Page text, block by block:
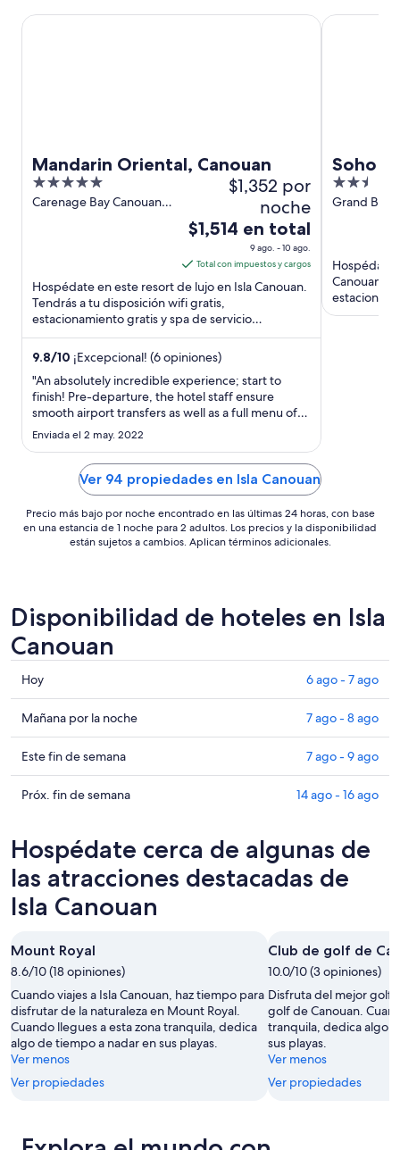
Mandarin Oriental, Canouan
5
out
Carenage Bay Canouan
$1,352 por
noche
El
es
de
$1,514
en
total
por
noche
del
9
al
10
ago
$1,514 en total
9 ago. - 10 ago.
Total con impuestos y cargos
Hospédate en este resort de lujo en Isla Canouan.
Tendrás a tu disposición wifi gratis,
estacionamiento gratis y spa de servicio
completo. Estarás muy cerca ...
9.8/10 ¡Excepcional! (6 opiniones)
"An absolutely incredible experience; start to
finish! Pre-departure, the hotel staff ensure
smooth airport transfers as well as a full menu of
daily activities to consider. Upon arrival and
throughout our stay, Mandarin's hotel staff
exceeded our expectations. There is plenty to do
on the premises ..."
Enviada el 2 may. 2022
Mandarin Oriental, Canouan
Soho
2.5
out
Grand Bay
Hospédate
Canouan.
completo.
Soho
Ver 94 propiedades en Isla Canouan
Precio más bajo por noche encontrado en las últimas 24 horas, con base
en una estancia de 1 noche para 2 adultos. Los precios y la disponibilidad
están sujetos a cambios. Aplican términos adicionales.
Disponibilidad de hoteles en Isla
Canouan
Consultar
precios
en
Isla
Canouan
para
hoy,
-
ago
Hoy 6 ago - 7 ago
Consultar
precios
en
Isla
Canouan
por
noche,
7
-
8
ago
Mañana por la noche 7 ago - 8 ago
Consultar
precios
en
para
fin
de
7
ago
-
9
ago
Este fin de semana 7 ago - 9 ago
Consultar
Isla
Canouan
para
el
fin
de
semana,
14
ago
-
16
ago
Próx. fin de semana 14 ago - 16 ago
Hospédate cerca de algunas de
las atracciones destacadas de
Isla Canouan
Mount Royal
8.6/10 (18 opiniones)
Cuando viajes a Isla Canouan, haz tiempo para
disfrutar de la naturaleza en Mount Royal.
Cuando llegues a esta zona tranquila, dedica
algo de tiempo a nadar en sus playas.
Ver menos
Ver propiedades
Club de golf de
10.0/10 (3 opiniones)
Disfruta del mejor golf
golf de Canouan.
tranquila, dedica algo
sus playas.
Ver menos
Ver propiedades